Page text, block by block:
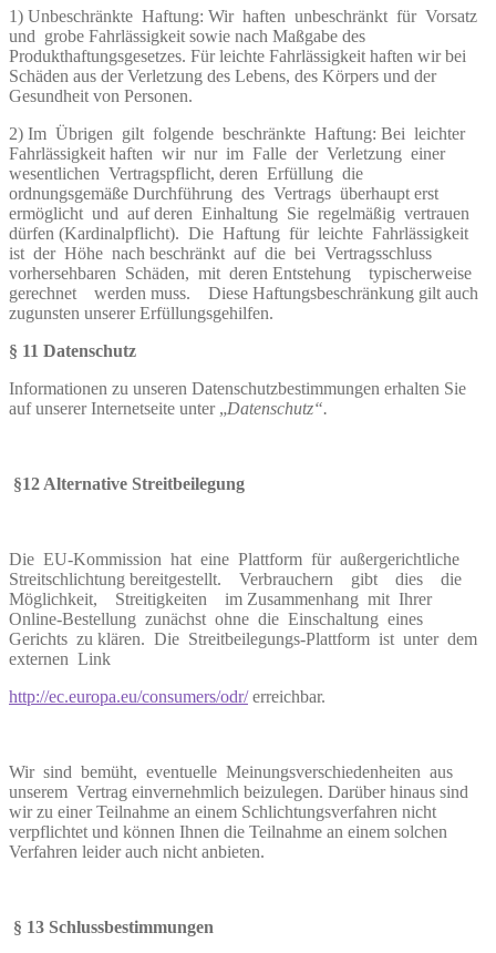
1) Unbeschränkte Haftung: Wir haften unbeschränkt für Vorsatz
und grobe Fahrlässigkeit sowie nach Maßgabe des
Produkthaftungsgesetzes. Für leichte Fahrlässigkeit haften wir bei
Schäden aus der Verletzung des Lebens, des Körpers und der
Gesundheit von Personen.
2) Im Übrigen gilt folgende beschränkte Haftung: Bei leichter
Fahrlässigkeit haften wir nur im Falle der Verletzung einer
wesentlichen Vertragspflicht, deren Erfüllung die
ordnungsgemäße Durchführung des Vertrags überhaupt erst
ermöglicht und auf deren Einhaltung Sie regelmäßig vertrauen
dürfen (Kardinalpflicht). Die Haftung für leichte Fahrlässigkeit
ist der Höhe nach beschränkt auf die bei Vertragsschluss
vorhersehbaren Schäden, mit deren Entstehung typischerweise
gerechnet werden muss. Diese Haftungsbeschränkung gilt auch
zugunsten unserer Erfüllungsgehilfen.
§ 11 Datenschutz
Informationen zu unseren Datenschutzbestimmungen erhalten Sie
auf unserer Internetseite unter „Datenschutz“.
§12 Alternative Streitbeilegung
Die EU-Kommission hat eine Plattform für außergerichtliche
Streitschlichtung bereitgestellt. Verbrauchern gibt dies die
Möglichkeit, Streitigkeiten im Zusammenhang mit Ihrer
Online-Bestellung zunächst ohne die Einschaltung eines
Gerichts zu klären. Die Streitbeilegungs-Plattform ist unter dem
externen Link
http://ec.europa.eu/consumers/odr/erreichbar.
Wir sind bemüht, eventuelle Meinungsverschiedenheiten aus
unserem Vertrag einvernehmlich beizulegen. Darüber hinaus sind
wir zu einer Teilnahme an einem Schlichtungsverfahren nicht
verpflichtet und können Ihnen die Teilnahme an einem solchen
Verfahren leider auch nicht anbieten.
§ 13 Schlussbestimmungen